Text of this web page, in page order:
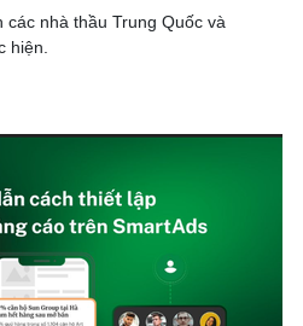
Tư vấn
các nhà thầu Trung Quốc và
hiện.